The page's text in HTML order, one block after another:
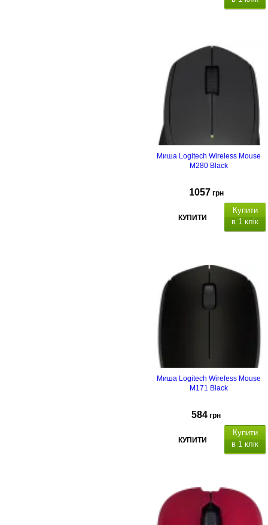
Миша Logitech Wireless Mouse
M280 Black
1057 грн
КУПИТИ
Купити
в 1 клік
Миша Logitech Wireless Mouse
M171 Black
584 грн
КУПИТИ
Купити
в 1 клік